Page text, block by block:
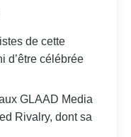
de cette
d’être célébrée
GLAAD Media
Rivalry, dont sa